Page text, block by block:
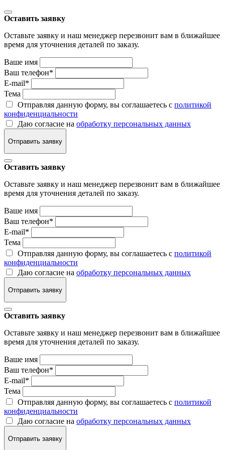
Оставить заявку
Оставьте заявку и наш менеджер перезвонит вам в ближайшее
время для уточнения деталей по заказу.
Ваше имя
Ваш телефон*
E-mail*
Тема
Отправляя данную форму, вы соглашаетесь с политикой
конфиденциальности
Даю согласие на обработку персональных данных
Отправить заявку
Оставить заявку
Оставьте заявку и наш менеджер перезвонит вам в ближайшее
время для уточнения деталей по заказу.
Ваше имя
Ваш телефон*
E-mail*
Тема
Отправляя данную форму, вы соглашаетесь с политикой
конфиденциальности
Даю согласие на обработку персональных данных
Отправить заявку
Оставить заявку
Оставьте заявку и наш менеджер перезвонит вам в ближайшее
время для уточнения деталей по заказу.
Ваше имя
Ваш телефон*
E-mail*
Тема
Отправляя данную форму, вы соглашаетесь с политикой
конфиденциальности
Даю согласие на обработку персональных данных
Отправить заявку